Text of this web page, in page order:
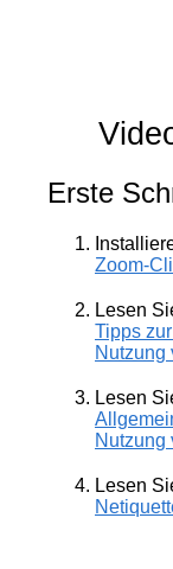
Erste
Zoom-
Lesen
Tipps
Nutzung
Lesen
Nutzung
Lesen